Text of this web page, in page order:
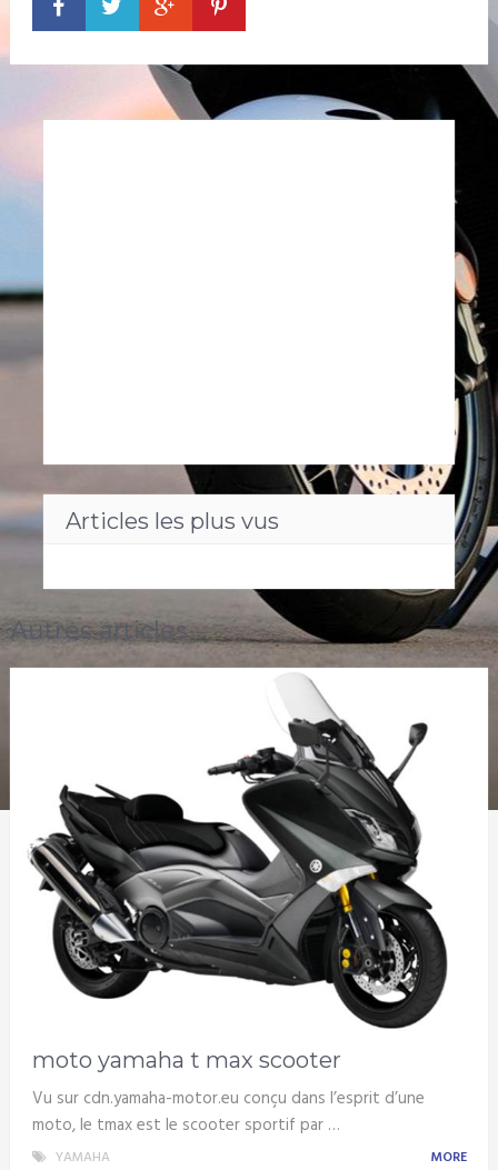
Articles les plus vus
Autres articles
moto yamaha t max scooter
Vu sur cdn.yamaha-motor.eu conçu dans l’esprit d’une
moto, le tmax est le scooter sportif par …
YAMAHA MORE